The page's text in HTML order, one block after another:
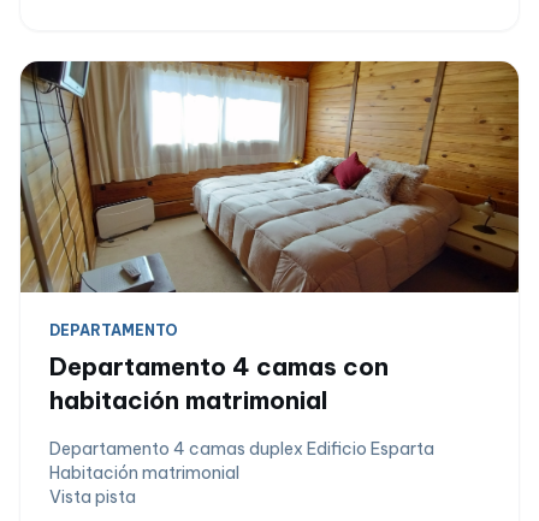
DEPARTAMENTO
Departamento 4 camas con
habitación matrimonial
Departamento 4 camas duplex Edificio Esparta
Habitación matrimonial
Vista pista